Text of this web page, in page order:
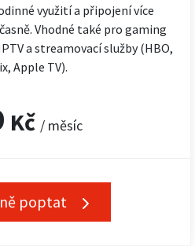
využití a připojení více
Vhodné také pro gaming
a streamovací služby (HBO,
Apple TV).
Kč / měsíc
poptat